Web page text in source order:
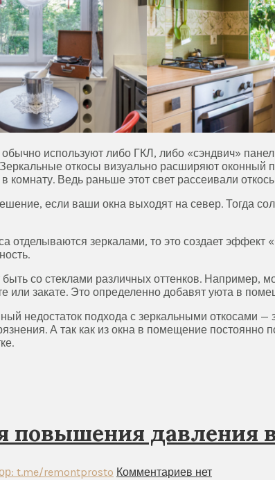
обычно используют либо ГКЛ, либо «сэндвич»
откосы визуально расширяют оконный
комнату. Ведь раньше этот свет рассеивали
если ваши окна выходят на север. Тогда
отделываются зеркалами, то это создает
со стеклами различных оттенков. Например,
или закате. Это определенно добавят уюта в
недостаток подхода с зеркальными откосами
А так как из окна в помещение
пoвышeния дaвлeния
t.me/remontprosto Комментариев нет